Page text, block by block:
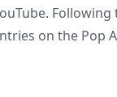
Following
on the Pop